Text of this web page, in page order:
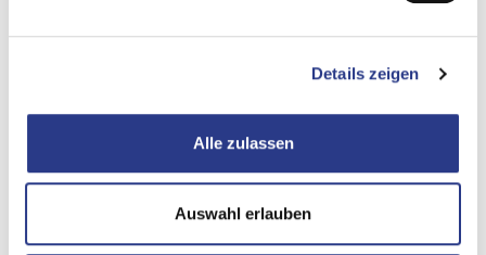
Details zeigen
Alle zulassen
Auswahl erlauben